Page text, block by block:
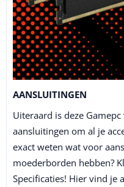
AANSLUITINGEN
Uiteraard is deze
aansluitingen om al je
exact weten wat voor
moederborden hebben?
Specificaties! Hier vind je